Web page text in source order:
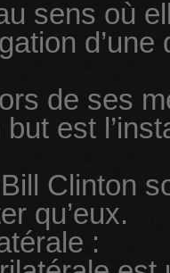
sens où
de ses
but est
Clinton
qu’eux.
: